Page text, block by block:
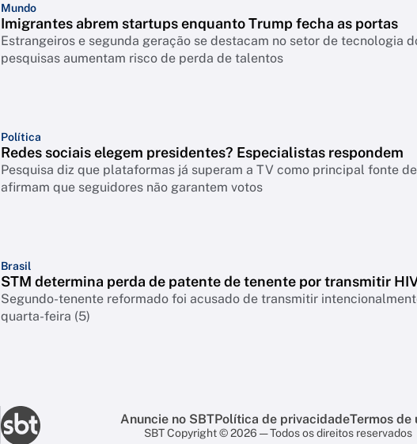
Mundo
Imigrantes abrem startups enquanto Trump fecha as portas
Estrangeiros e segunda geração se destacam no setor de tecnologia
pesquisas aumentam risco de perda de talentos
Política
Redes sociais elegem presidentes? Especialistas respondem
Pesquisa diz que plataformas já superam a TV como principal fonte
afirmam que seguidores não garantem votos
Brasil
STM determina perda de patente de tenente por transmitir
Segundo-tenente reformado foi acusado de transmitir
quarta-feira (5)
Anuncie no SBTPolítica de privacidadeTermos de
SBT Copyright © 2026 — Todos os direitos reservados